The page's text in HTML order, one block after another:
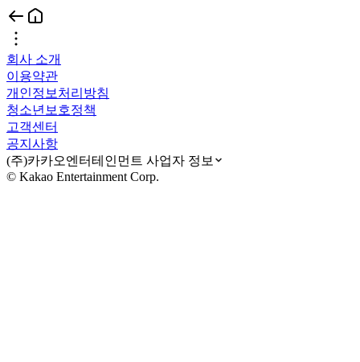
회사 소개
이용약관
개인정보처리방침
청소년보호정책
고객센터
공지사항
(주)카카오엔터테인먼트 사업자 정보
© Kakao Entertainment Corp.